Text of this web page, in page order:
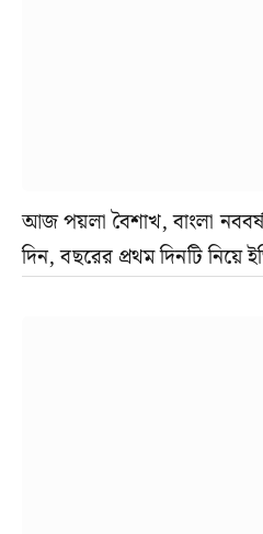
আজ পয়লা বৈশাখ, বাংলা
দিন, বছরের প্রথম দিনটি নিয়ে